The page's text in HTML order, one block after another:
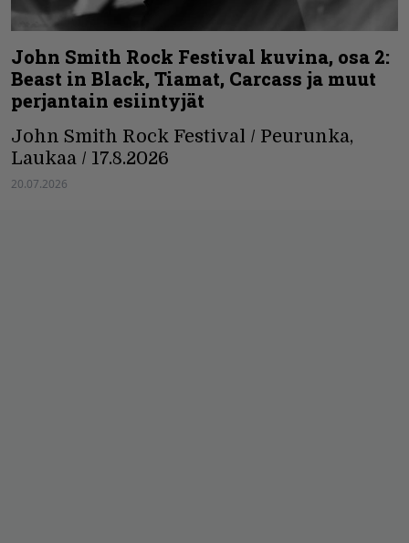
John Smith Rock Festival kuvina, osa 2:
Beast in Black, Tiamat, Carcass ja muut
perjantain esiintyjät
John Smith Rock Festival / Peurunka,
Laukaa / 17.8.2026
20.07.2026